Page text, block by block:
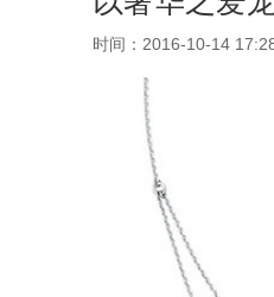
时间：2016-10-14